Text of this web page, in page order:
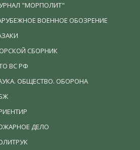
"МОРПОЛИТ"
ВОЕННОЕ ОБОЗРЕНИЕ
СБОРНИК
ВС РФ
ОБЩЕСТВО. ОБОРОНА
ДЕЛО